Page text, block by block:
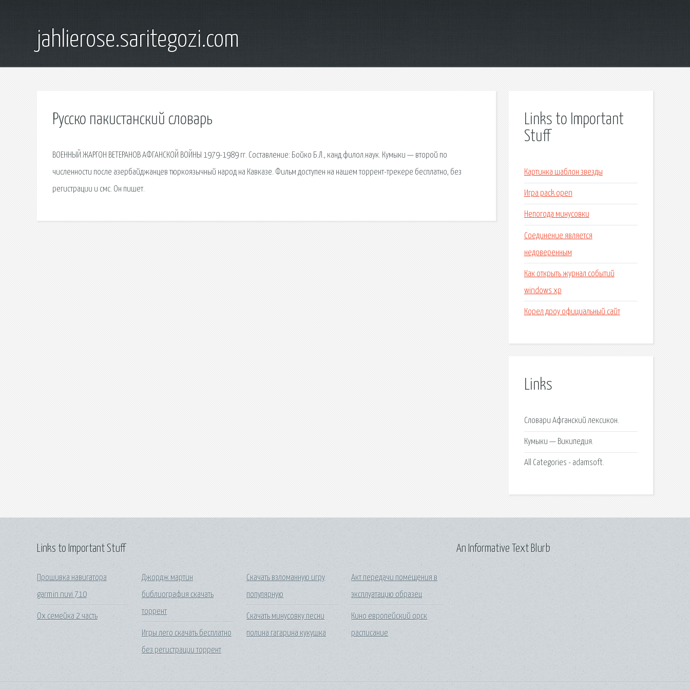
jahlierose.saritegozi.com
Русско пакистанский словарь
ВОЕННЫЙ ЖАРГОН ВЕТЕРАНОВ АФГАНСКОЙ ВОЙНЫ 1979-1989 гг. Составление: Бойко Б.Л., канд.филол.наук. Кумыки — второй по
численности после азербайджанцев тюркоязычный народ на Кавказе. Фильм доступен на нашем торрент-трекере бесплатно, без
регистрации и смс. Он пишет.
Links to Important
Stuff
Картинка шаблон звезды
Игра pack open
Непогода минусовки
Соединение является
недоверенным
Как открыть журнал событий
windows xp
Корел дроу официальный сайт
Links
Словари Афганский лексикон.
Кумыки — Википедия.
All Categories - adamsoft.
Links to Important Stuff
Прошивка навигатора
garmin nuvi 710
Ох семейка 2 часть
Джордж мартин
библиография скачать
торрент
Игры лего скачать бесплатно
без регистрации торрент
Скачать взломанную игру
популярную
Скачать минусовку песни
полина гагарина кукушка
Акт передачи помещения в
эксплуатацию образец
Кино европейский орск
расписание
An Informative Text Blurb